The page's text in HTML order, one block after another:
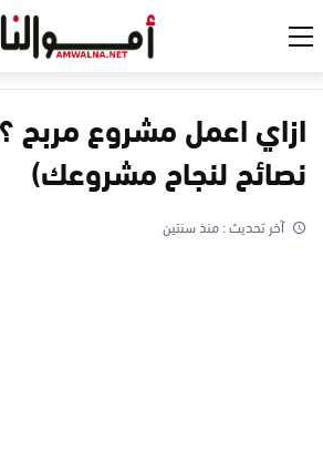
نصائح لنجاح مشروعك)
آخر تحديث :منذ سنتين